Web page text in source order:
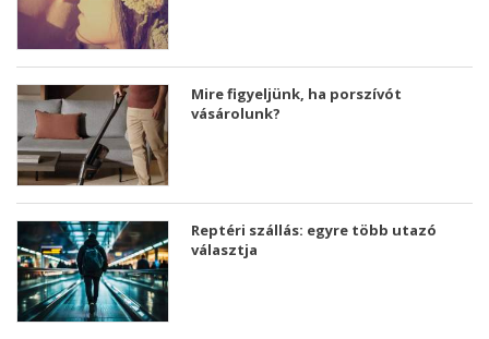
Mire figyeljünk, ha porszívót
vásárolunk?
Reptéri szállás: egyre több utazó
választja